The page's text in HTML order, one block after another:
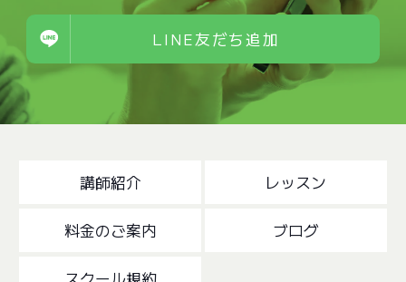
LINE友だち追加
講師紹介 レッスン
料金のご案内 ブログ